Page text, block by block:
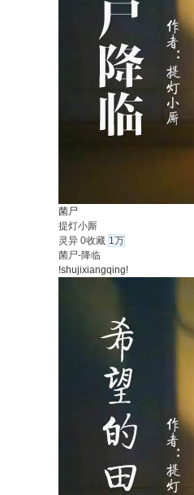
菌尸
提灯小厮
灵异 0收藏 1万
菌尸-降临
!shujixiangqing!